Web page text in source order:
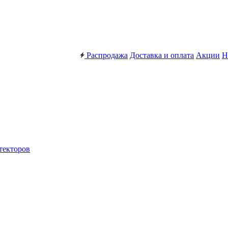
Распродажа Доставка и оплата Акции